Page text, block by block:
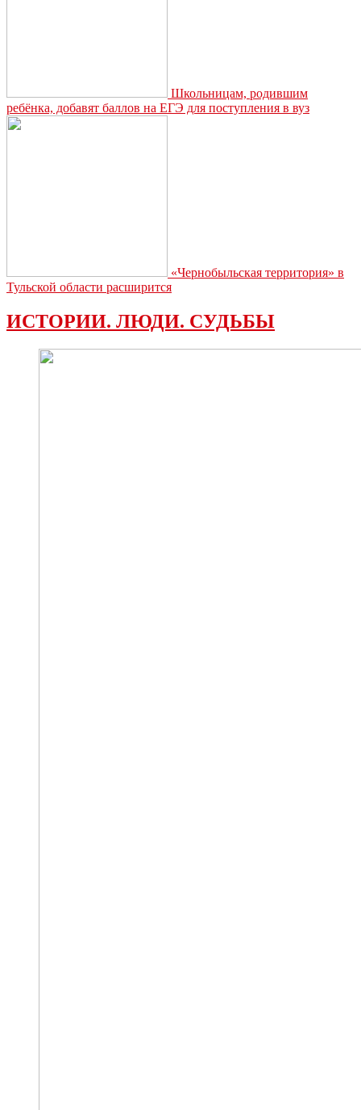
Школьницам, родившим
ребёнка, добавят баллов на ЕГЭ для поступления в вуз
«Чернобыльская территория» в
Тульской области расширится
ИСТОРИИ. ЛЮДИ. СУДЬБЫ